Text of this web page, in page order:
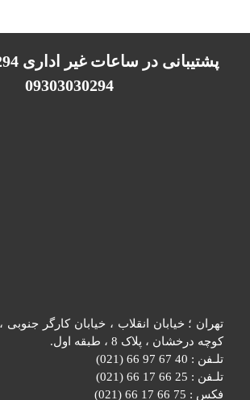
09303030294
تهران ؛ خیابان انقلاب ، خیابان کارگر جنوبی
کوچه درخشان ، پلاک 8 ، طبقه اول.
تلـفن : 40 67 97 66 (021)
تلـفن : 25 66 17 66 (021)
فکس : 75 66 17 66 (021)